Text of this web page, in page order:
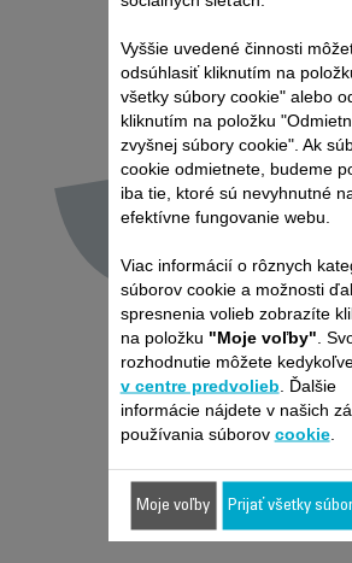
Vyššie uvedené činnosti
odsúhlasiť kliknutím na
všetky súbory cookie" alebo
kliknutím na položku
zvyšnej súbory cookie". Ak
cookie odmietnete, budeme
iba tie, ktoré sú nevyhnutné
efektívne fungovanie webu.
Viac informácií o rôznych
súborov cookie a možnosti
spresnenia volieb zobrazíte
na položku "Moje voľby" .
rozhodnutie môžete
v centre predvolieb . Ďalšie
informácie nájdete v našich
používania súborov cookie.
Moje voľby Prijať všetky